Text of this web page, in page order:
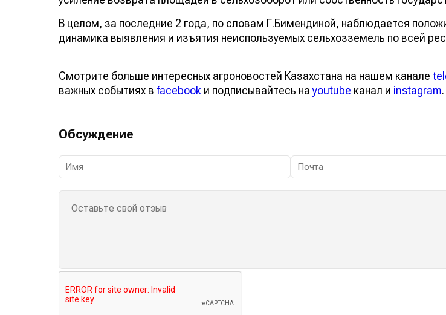
В целом, за последние 2 года, по словам Г.Бимендиной, наблюдается
динамика выявления и изъятия неиспользуемых сельхозземель по всей
Смотрите больше интересных агроновостей Казахстана на нашем канале
важных событиях в facebook и подписывайтесь наyoutube канал и instagram.
Обсуждение